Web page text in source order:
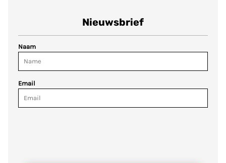
Nieuwsbrief
Naam
Email